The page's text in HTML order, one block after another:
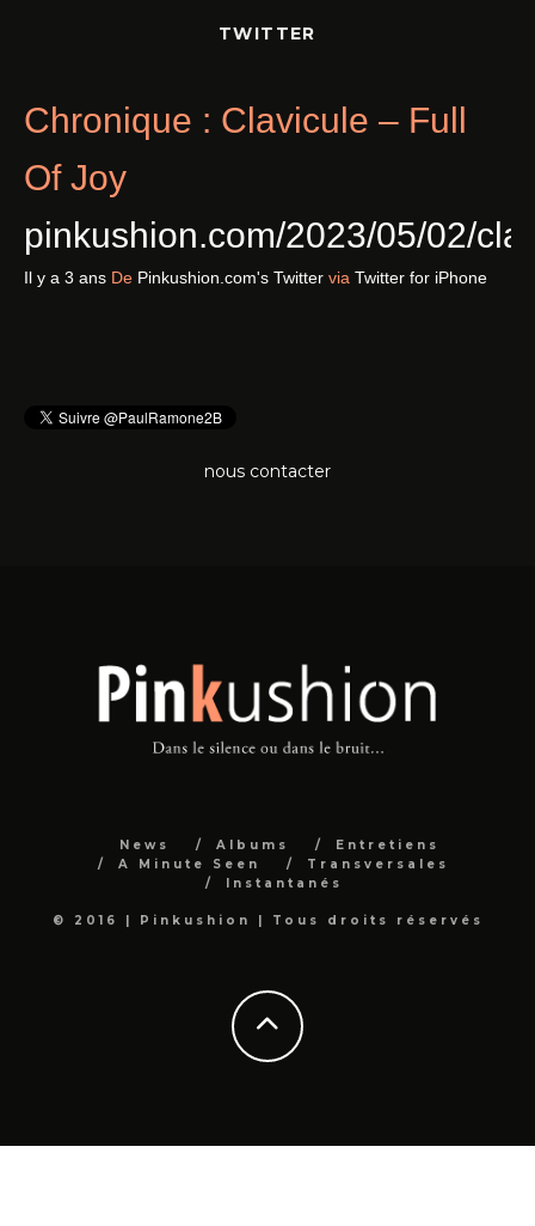
TWITTER
Chronique : Clavicule – Full
Of Joy
pinkushion.com/2023/05/02/
Il y a 3 ans De Pinkushion.com's Twitter via Twitter for iPhone
nous contacter
News Albums
Entretiens
A Minute Seen
Transversales
Instantanés
© 2016 | Pinkushion | Tous droits réservés